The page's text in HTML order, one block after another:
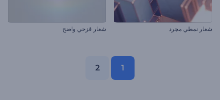
شعار نمطي مجرد شعار قزحي واضح
1
2